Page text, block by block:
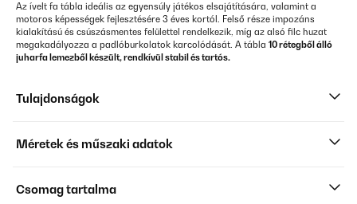
Az ívelt fa tábla ideális az egyensúly játékos elsajátítására, valamint a
motoros képességek fejlesztésére 3 éves kortól. Felső része impozáns
kialakítású és csúszásmentes felülettel rendelkezik, míg az alsó filc huzat
megakadályozza a padlóburkolatok karcolódását. A tábla 10 rétegből álló
juharfa lemezből készült, rendkívül stabil és tartós.
Tulajdonságok
Méretek és műszaki adatok
Csomag tartalma